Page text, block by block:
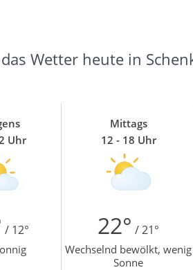
Wetter heute in
Uhr
Mittags
12 - 18 Uhr
/ 12° 22° / 21°
Wechselnd bewölkt, wenig
Sonne